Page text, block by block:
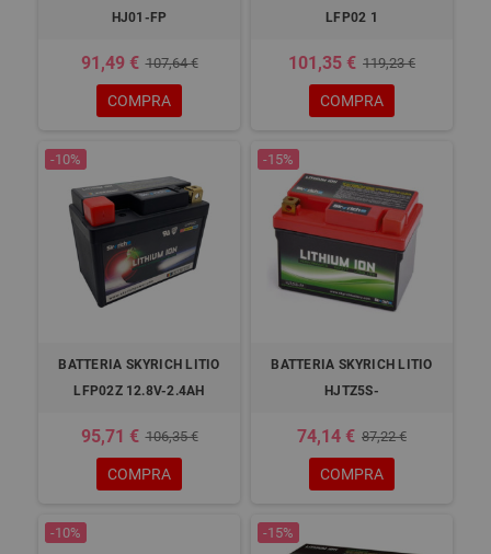
HJ01-FP
91,49 € 107,64 €
COMPRA
LFP02 1
101,35 € 119,23 €
COMPRA
-10%
BATTERIA SKYRICH LITIO
LFP02Z 12.8V-2.4AH
95,71 € 106,35 €
COMPRA
-15%
BATTERIA SKYRICH LITIO
HJTZ5S-
74,14 € 87,22 €
COMPRA
-10% -15%